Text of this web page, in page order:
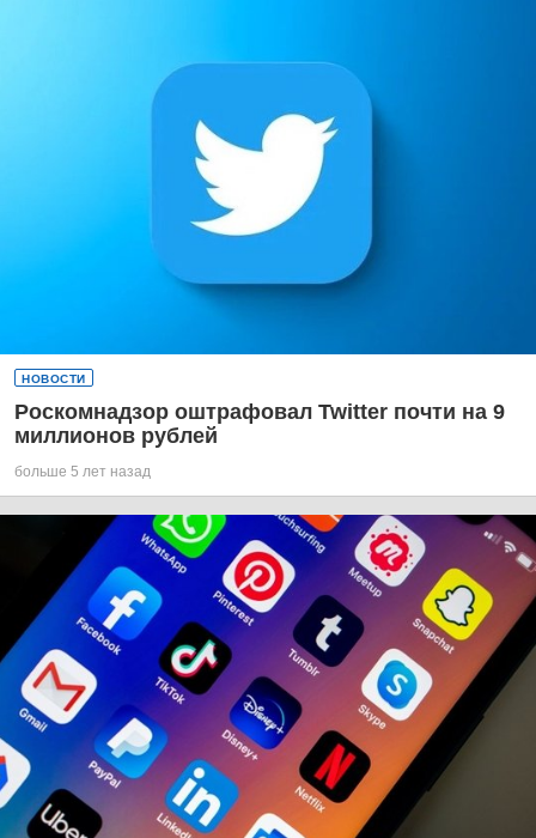
НОВОСТИ
Роскомнадзор оштрафовал Twitter почти на 9
миллионов рублей
больше 5 лет назад